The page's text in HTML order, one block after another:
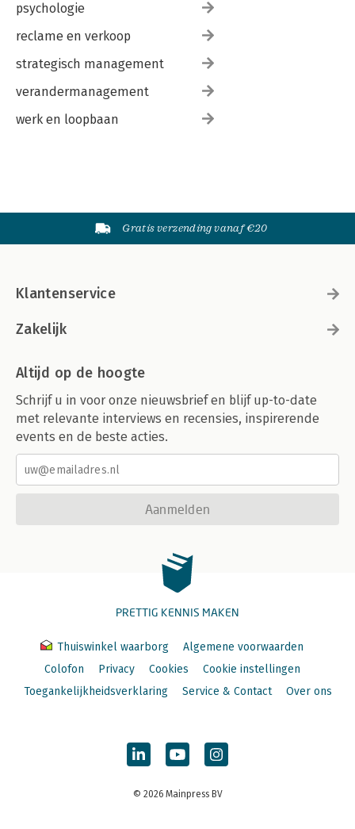
psychologie
reclame en verkoop
strategisch management
verandermanagement
werk en loopbaan
Gratis verzending vanaf €20
Klantenservice
Zakelijk
Altijd op de hoogte
Schrijf u in voor onze nieuwsbrief en blijf up-to-date
met relevante interviews en recensies, inspirerende
events en de beste acties.
Aanmelden
PRETTIG KENNIS MAKEN
Thuiswinkel waarborg
Algemene voorwaarden
Colofon
Privacy Cookies
Cookie instellingen
Toegankelijkheidsverklaring
Service & Contact Over ons
© 2026 Mainpress BV